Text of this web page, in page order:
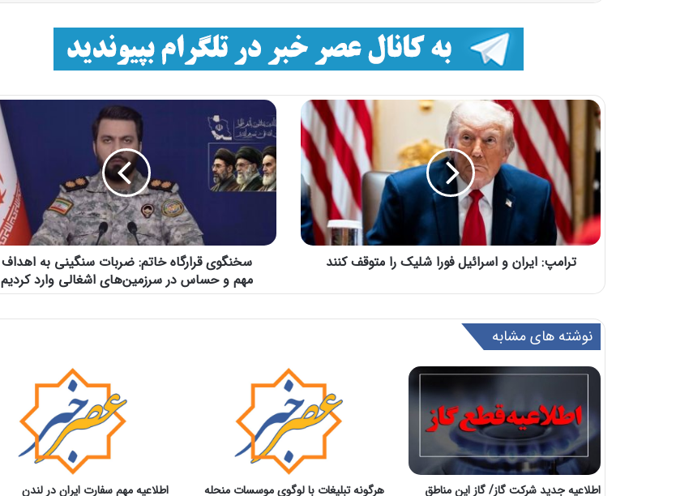
ترامپ: ایران و اسرائیل فورا شلیک را متوقف کنند
سخنگوی قرارگاه خاتم: ضربات سنگینی به اهداف
مهم و حساس در سرزمین‌های اشغالی وارد کردیم
نوشته های مشابه
اطلاعیه جدید شرکت گاز/ گاز این مناطق
هرگونه تبلیغات با لوگوی موسسات منحله
اطلاعیه مهم سفارت ایران در لندن